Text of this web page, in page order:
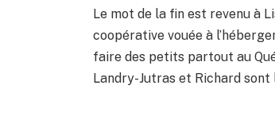
Le mot de la fin est revenu à
coopérative vouée à
faire des petits partout au
Landry-Jutras et Richard